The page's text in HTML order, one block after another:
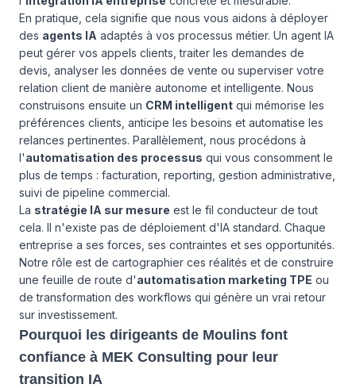
En pratique, cela signifie que nous vous aidons à déployer
des agents IA adaptés à vos processus métier. Un agent IA
peut gérer vos appels clients, traiter les demandes de
devis, analyser les données de vente ou superviser votre
relation client de manière autonome et intelligente. Nous
construisons ensuite un CRM intelligent qui mémorise les
préférences clients, anticipe les besoins et automatise les
relances pertinentes. Parallèlement, nous procédons à
l'automatisation des processus qui vous consomment le
plus de temps : facturation, reporting, gestion administrative,
suivi de pipeline commercial.
La stratégie IA sur mesure est le fil conducteur de tout
cela. Il n'existe pas de déploiement d'IA standard. Chaque
entreprise a ses forces, ses contraintes et ses opportunités.
Notre rôle est de cartographier ces réalités et de construire
une feuille de route d'automatisation marketing TPE ou
de transformation des workflows qui génère un vrai retour
sur investissement.
Pourquoi les dirigeants de Moulins font
confiance à MEK Consulting pour leur
transition IA